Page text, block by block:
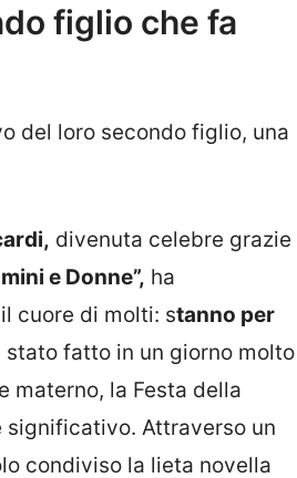
figlio che fa
del loro secondo figlio, una
divenuta celebre grazie
e Donne”, ha
cuore di molti: stanno per
stato fatto in un giorno molto
materno, la Festa della
significativo. Attraverso un
condiviso la lieta novella